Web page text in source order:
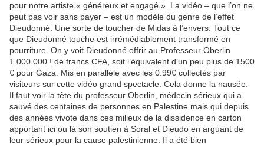
pour notre artiste « généreux et engagé ». La vidéo – que l’on ne
peut pas voir sans payer – est un modèle du genre de l’effet
Dieudonné. Une sorte de toucher de Midas à l’envers. Tout ce
que Dieudonné touche est irrémédiablement transformé en
pourriture. On y voit Dieudonné offrir au Professeur Oberlin
1.000.000 ! de francs CFA, soit l’équivalent d’un peu plus de 1500
€ pour Gaza. Mis en parallèle avec les 0.99€ collectés par
visiteurs sur cette vidéo grand spectacle. Cela donne la nausée.
Il faut voir la tête du professeur Oberlin, médecin sérieux qui a
sauvé des centaines de personnes en Palestine mais qui depuis
des années vivote dans ces milieux de la dissidence en carton
apportant ici ou là son soutien à Soral et Dieudo en arguant de
leur sérieux pour la cause palestinienne. Il a été bien